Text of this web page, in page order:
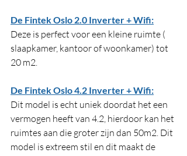
De Fintek Oslo 2.0 Inverter + Wifi:
Deze is perfect voor een kleine ruimte (
slaapkamer, kantoor of woonkamer) tot
20 m2.
De Fintek Oslo 4.2 Inverter + Wifi:
Dit model is echt uniek doordat het een
vermogen heeft van 4.2, hierdoor kan het
ruimtes aan die groter zijn dan 50m2. Dit
model is extreem stil en dit maakt de